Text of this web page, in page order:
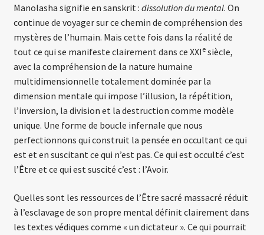
Manolasha signifie en sanskrit : dissolution du mental. On
continue de voyager sur ce chemin de compréhension des
mystères de l’humain. Mais cette fois dans la réalité de
tout ce qui se manifeste clairement dans ce XXI esiècle,
avec la compréhension de la nature humaine
multidimensionnelle totalement dominée par la
dimension mentale qui impose l’illusion, la répétition,
l’inversion, la division et la destruction comme modèle
unique. Une forme de boucle infernale que nous
perfectionnons qui construit la pensée en occultant ce qui
est et en suscitant ce qui n’est pas. Ce qui est occulté c’est
l’Être et ce qui est suscité c’est : l’Avoir.
Quelles sont les ressources de l’Être sacré massacré réduit
à l’esclavage de son propre mental définit clairement dans
les textes védiques comme « un dictateur ». Ce qui pourrait